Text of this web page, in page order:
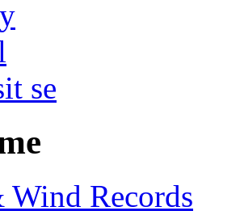
se
Wind Records